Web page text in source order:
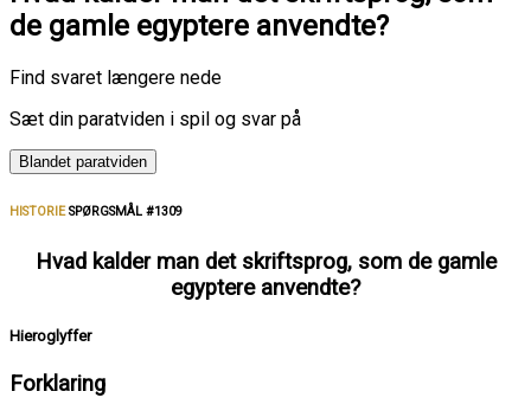
de gamle egyptere anvendte?
Find svaret længere nede
Sæt din paratviden i spil og svar på
Blandet paratviden
HISTORIESPØRGSMÅL #1309
Hvad kalder man det skriftsprog, som de gamle
egyptere anvendte?
Hieroglyffer
Forklaring